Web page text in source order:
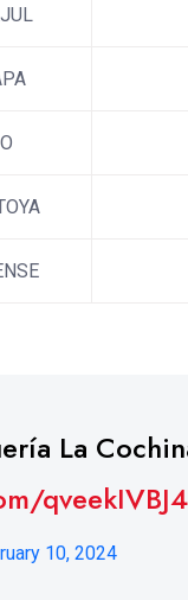
La
qveekIVBJ4
10, 2024